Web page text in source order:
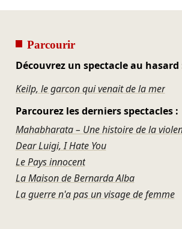
Parcourir
Découvrez un spectacle au hasard
Keilp, le garcon qui venait de la mer
Parcourez les derniers spectacles :
Mahabharata – Une histoire de la
Dear Luigi, I Hate You
Le Pays innocent
La Maison de Bernarda Alba
La guerre n'a pas un visage de femme